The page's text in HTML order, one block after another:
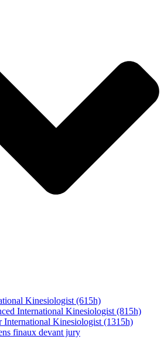
Kinesiologist (615h)
International Kinesiologist (815h)
International Kinesiologist (1315h)
finaux devant jury